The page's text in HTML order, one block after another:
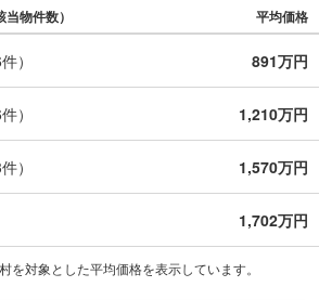
物件数） 平均価格
件） 891万円
件） 1,210万円
件） 1,570万円
1,702万円
を対象とした平均価格を表示しています。